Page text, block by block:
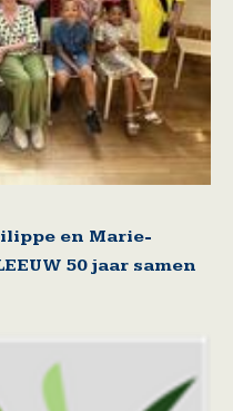
en Marie-
50 jaar samen